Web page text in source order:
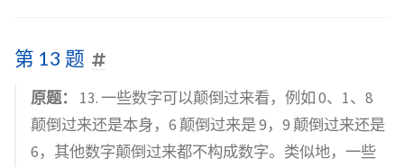
第 13 题
原题：
13. 一些数字可以颠倒过来看，例如 0、1、8
颠倒过来还是本身，6 颠倒过来是 9，9 颠倒过来还是
6，其他数字颠倒过来都不构成数字。类似地，一些